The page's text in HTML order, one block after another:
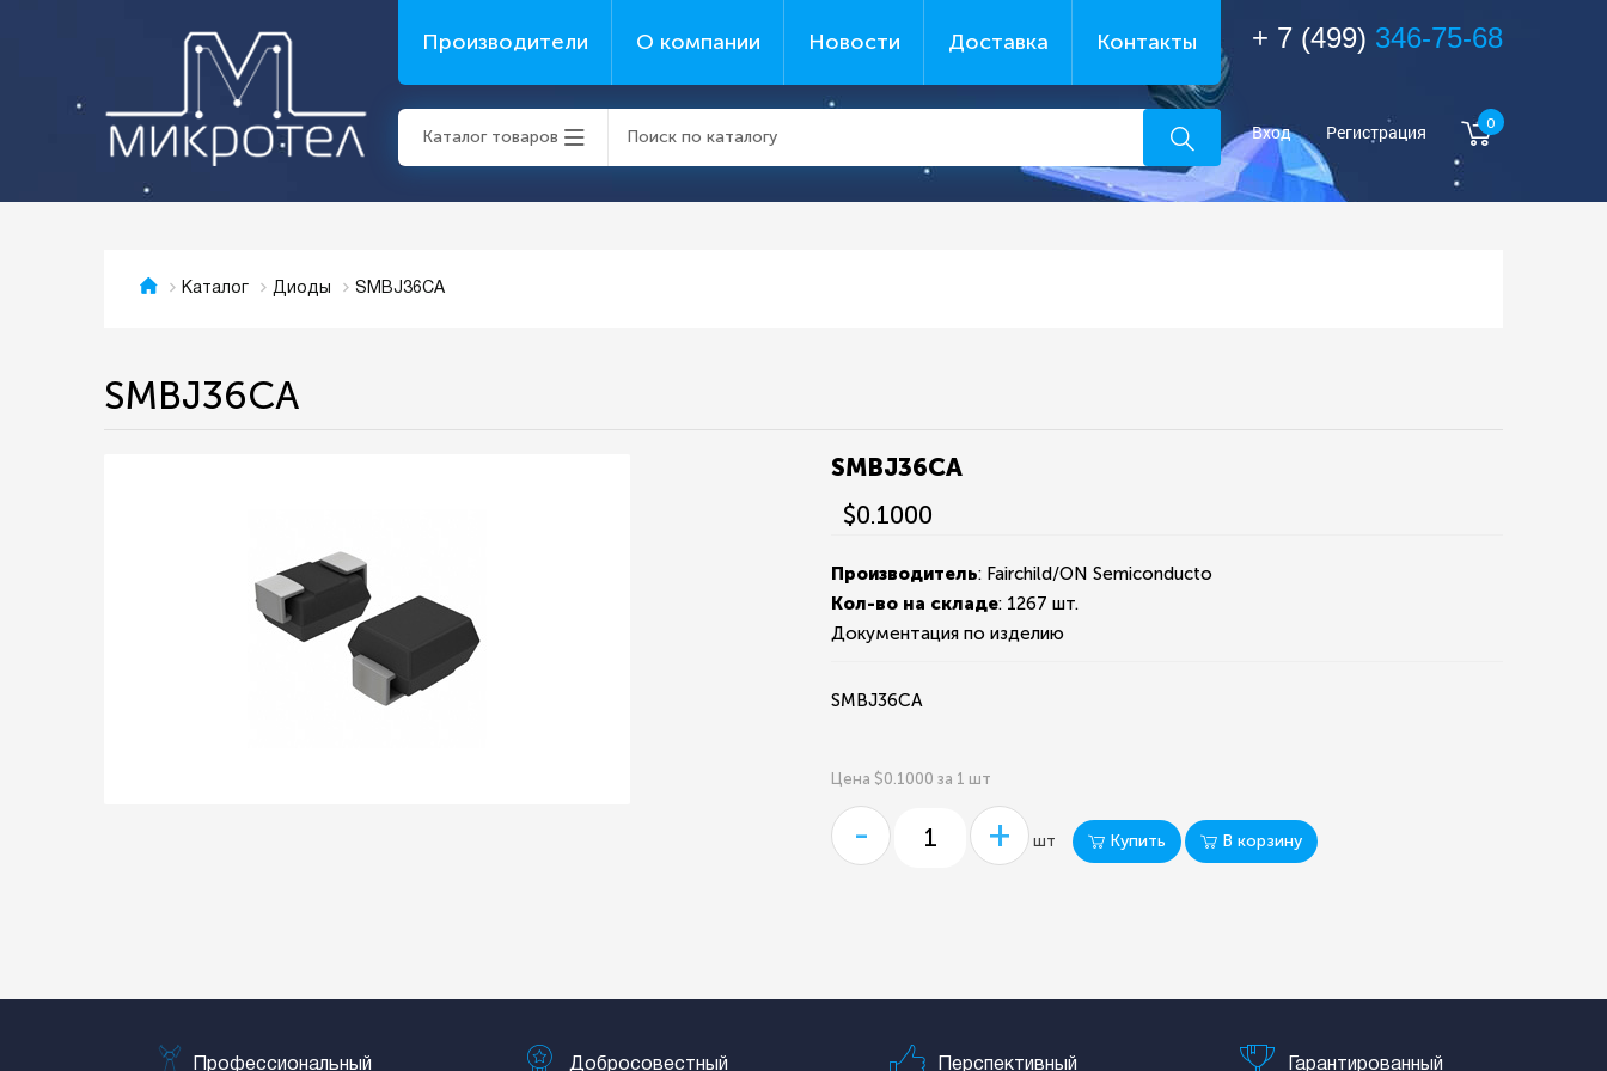
Производители О компании Новости Доставка Контакты
Каталог товаров
+ 7 (499) 346-75-68
Вход Регистрация 0
Каталог Диоды SMBJ36CA
SMBJ36CA
SMBJ36CA
$0.1000
Производитель: Fairchild/ON Semiconducto
Кол-во на складе: 1267 шт.
Документация по изделию
SMBJ36CA
Цена $0.1000 за 1 шт
- + шт Купить В корзину
Профессиональный Добросовестный Перспективный Гарантированный